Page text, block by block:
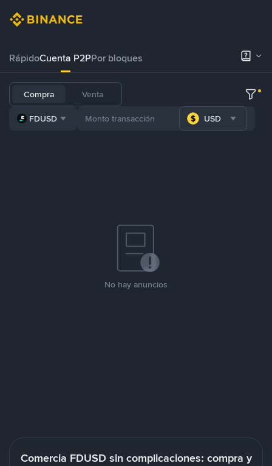
RápidoCuenta P2PPor bloques
Compra Venta
FDUSD USD
No hay anuncios
Comercia FDUSD sin complicaciones: compra y